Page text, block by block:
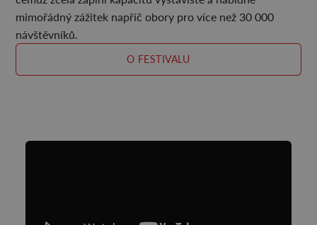
mimořádný zážitek napříč obory pro více než 30 000
návštěvníků.
O FESTIVALU